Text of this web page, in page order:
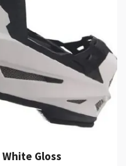
White Gloss